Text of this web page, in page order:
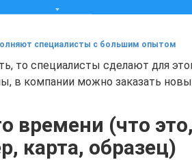
специалисты с большим опытом
то специалисты сделают для
в компании можно заказать
времени (что
карта, образец)